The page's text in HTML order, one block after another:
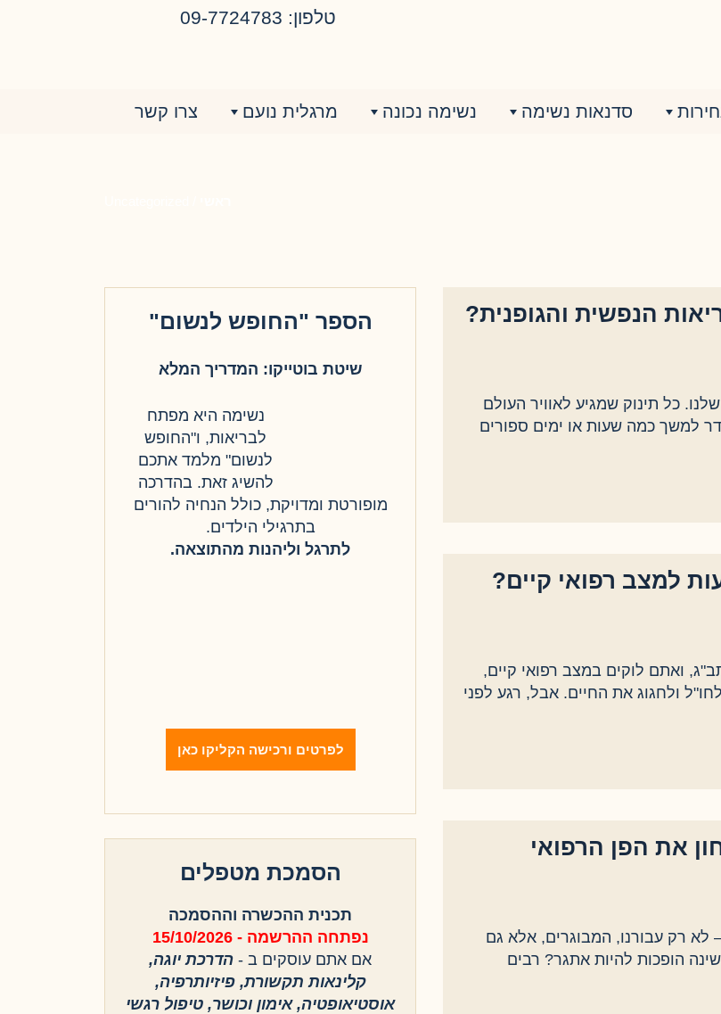
טלפון: 09-7724783
סדנאות נשימה נשימה נכונה מרגלית נועם צרו קשר
הנפשית והגופנית?
כל תינוק שמגיע לאוויר העולם
למשך כמה שעות או ימים ספורים
למצב רפואי קיים?
"טיסה 5325" בדרך לנתב"ג, ואתם לוקים במצב רפואי קיים,
ולחגוג את החיים. אבל, רגע לפני
את הפן הרפואי
לא רק עבורנו, המבוגרים, אלא גם
הופכות להיות אתגר? רבים
הספר "החופש לנשום"
שיטת בוטייקו: המדריך המלא
נשימה היא מפתח
לבריאות, ו"החופש
לנשום" מלמד אתכם
להשיג זאת. בהדרכה
מופורטת ומדויקת, כולל הנחיה להורים
בתרגילי הילדים.
לתרגל וליהנות מהתוצאה.
לפרטים ורכישה הקליקו כאן
הסמכת מטפלים
תכנית ההכשרה וההסמכה
נפתחה ההרשמה - 15/10/2026
אם אתם עוסקים ב - הדרכת יוגה,
קלינאות תקשורת, פיזיותרפיה,
אוסטיאופטיה, אימון וכושר, טיפול רגשי